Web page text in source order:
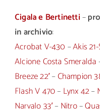
Cigala e Bertinetti–
in archivio:
Acrobat V-430–Akis
Alcione Costa Smeralda
Breeze 22′–Champion
Flash V 470– Lynx 42–
Narvalo 33′– Nitro–